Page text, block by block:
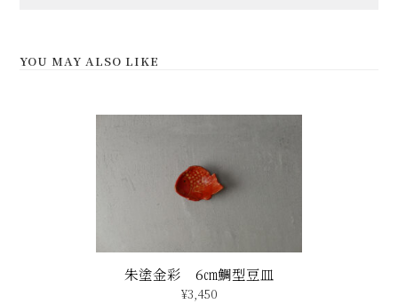
YOU MAY ALSO LIKE
朱塗金彩 6㎝鯛型豆皿
¥3,450